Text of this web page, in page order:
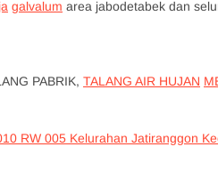
galvalum area jabodetabek dan
PABRIK, TALANG AIR HUJAN
RW 005 Kelurahan Jatiranggon